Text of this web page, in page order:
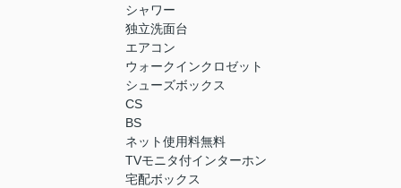
シャワー
独立洗面台
エアコン
ウォークインクロゼット
シューズボックス
CS
BS
ネット使用料無料
TVモニタ付インターホン
宅配ボックス